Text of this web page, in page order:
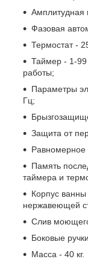
Амплитудная
Фазовая
Термостат -
Таймер - 1-99
работы;
Параметры
Гц;
Защита от
Равномерное
Память
таймера и
Корпус
нержавеющей
Слив
Боковые
Масса - 40 кг.